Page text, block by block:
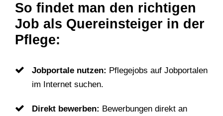
So findet man den richtigen
Job als Quereinsteiger in der
Pflege:
Jobportale nutzen: Pflegejobs auf Jobportalen
im Internet suchen.
Direkt bewerben: Bewerbungen direkt an